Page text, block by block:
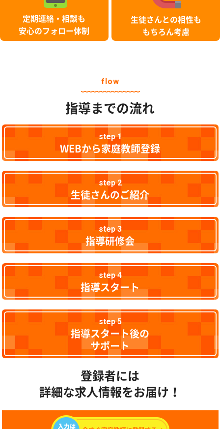
定期連絡・相談も
安心のフォロー体制
生徒さんとの相性も
もちろん考慮
flow
指導までの流れ
step 1
WEBから家庭教師登録
step 2
生徒さんのご紹介
step 3
指導研修会
step 4
指導スタート
step 5
指導スタート後の
サポート
登録者には
詳細な求人情報をお届け！